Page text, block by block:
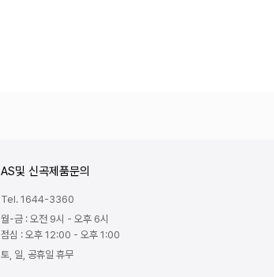
AS및 신곡제품문의
Tel. 1644-3360
월-금 : 오전 9시 - 오후 6시
점심 : 오후 12:00 - 오후 1:00
토, 일, 공휴일 휴무